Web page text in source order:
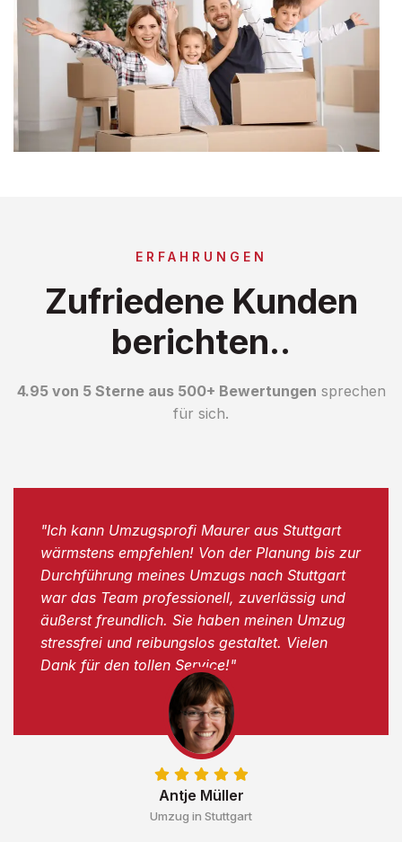
ERFAHRUNGEN
Zufriedene Kunden
berichten..
4.95 von 5 Sterne aus 500+ Bewertungen sprechen
für sich.
Antje Müller
Umzug in Stuttgart
"Ich kann Umzugsprofi Maurer aus Stuttgart
wärmstens empfehlen! Von der Planung bis zur
Durchführung meines Umzugs nach Stuttgart
war das Team professionell, zuverlässig und
äußerst freundlich. Sie haben meinen Umzug
stressfrei und reibungslos gestaltet. Vielen
Dank für den tollen Service!"